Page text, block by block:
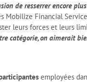
de resserrer encore
Financial
leurs forces et leurs
catégorie, on aimerait
employées